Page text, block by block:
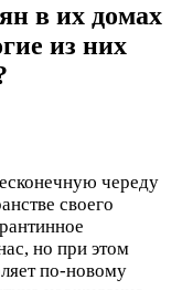
в их домах
из них
череду
своего
но при этом
по-новому